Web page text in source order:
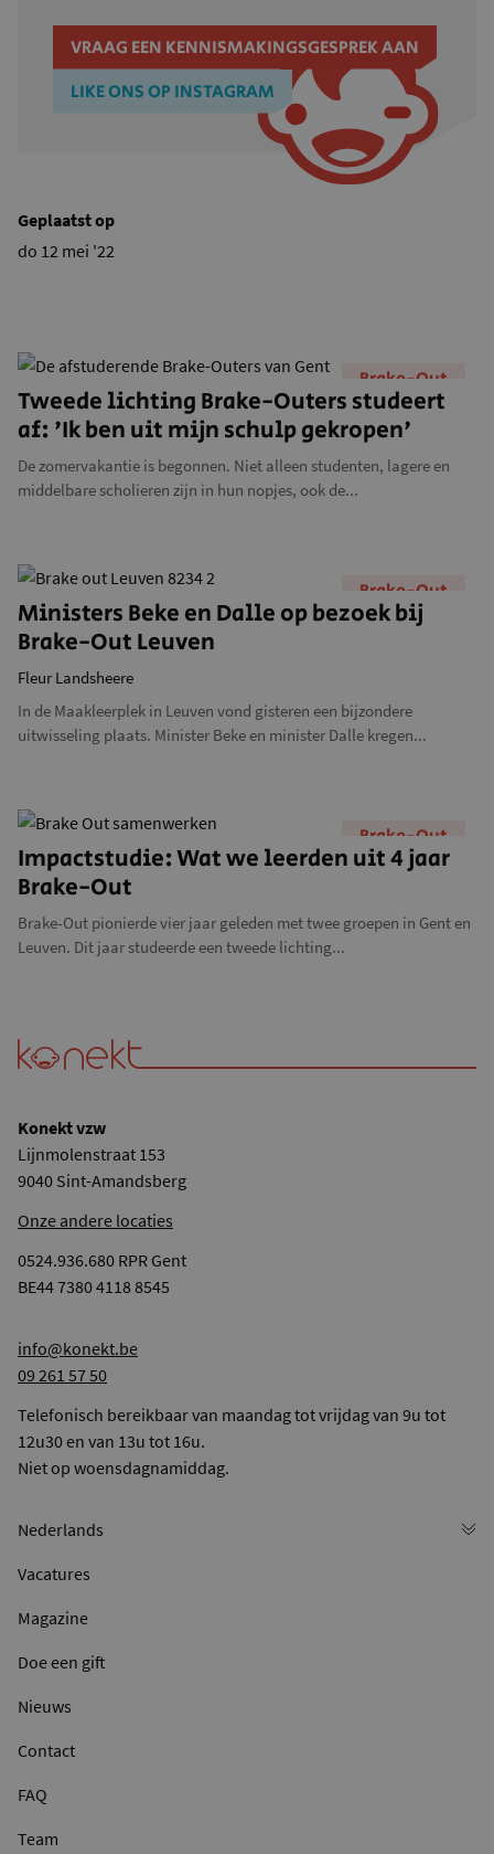
VRAAG EEN KENNISMAKINGSGESPREK AAN
LIKE ONS OP INSTAGRAM
Geplaatst op
do 12 mei '22
Brake-Out
Tweede lichting Brake-Outers studeert
af: 'Ik ben uit mijn schulp gekropen'
De zomervakantie is begonnen. Niet alleen studenten, lagere en
middelbare scholieren zijn in hun nopjes, ook de...
Brake-Out
Ministers Beke en Dalle op bezoek bij
Brake-Out Leuven
Fleur Landsheere
In de Maakleerplek in Leuven vond gisteren een bijzondere
uitwisseling plaats. Minister Beke en minister Dalle kregen...
Brake-Out
Impactstudie: Wat we leerden uit 4 jaar
Brake-Out
Brake-Out pionierde vier jaar geleden met twee groepen in Gent en
Leuven. Dit jaar studeerde een tweede lichting...
Konekt vzw
Lijnmolenstraat 153
9040 Sint-Amandsberg
Onze andere locaties
0524.936.680 RPR Gent
BE44 7380 4118 8545
info@konekt.be
09 261 57 50
Telefonisch bereikbaar van maandag tot vrijdag van 9u tot
12u30 en van 13u tot 16u.
Niet op woensdagnamiddag.
Vacatures
Magazine
Doe een gift
Nieuws
Contact
FAQ
Team